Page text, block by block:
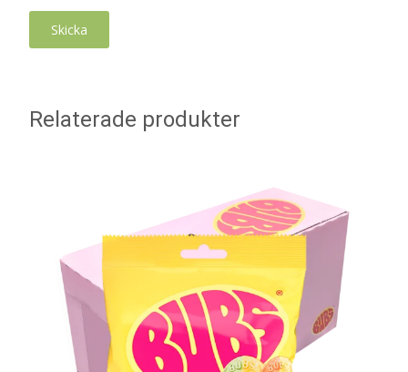
Relaterade produkter